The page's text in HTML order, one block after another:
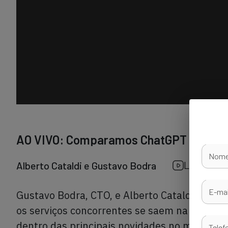
AO VIVO: Comparamos ChatGPT com
Alberto Cataldi e Gustavo Bodra Live
Gustavo Bodra, CTO, e Alberto Cataldi,
os serviços concorrentes se saem na
E-